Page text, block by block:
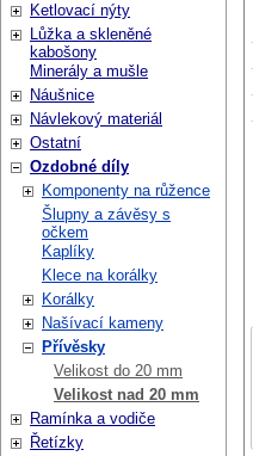
Ketlovací nýty
Lůžka a skleněné
kabošony
Minerály a mušle
Náušnice
Návlekový materiál
Ostatní
Ozdobné díly
Komponenty na růžence
Šlupny a závěsy s
očkem
Kaplíky
Klece na korálky
Korálky
Našívací kameny
Přívěsky
Velikost do 20 mm
Velikost nad 20 mm
Ramínka a vodiče
Řetízky